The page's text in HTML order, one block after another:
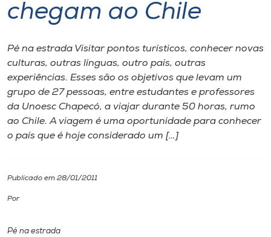
Portal de Ensino
A
Unoesc
Internacionalização
I.nova
Diplomados
chegam ao Chile
Pé na estrada Visitar pontos turísticos, conhecer novas
culturas, outras línguas, outro país, outras
experiências. Esses são os objetivos que levam um
grupo de 27 pessoas, entre estudantes e professores
da Unoesc Chapecó, a viajar durante 50 horas, rumo
ao Chile. A viagem é uma oportunidade para conhecer
o país que é hoje considerado um […]
Publicado em 28/01/2011
Por
Pé na estrada